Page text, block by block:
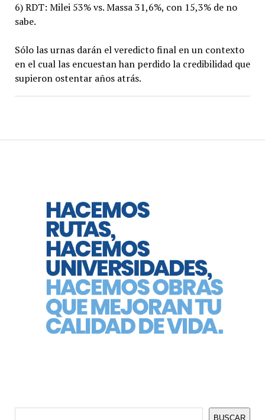
BUSCAR
6) RDT: Milei 53% vs. Massa 31,6%, con 15,3% de no
sabe.
Sólo las urnas darán el veredicto final en un contexto
en el cual las encuestan han perdido la credibilidad que
supieron ostentar años atrás.